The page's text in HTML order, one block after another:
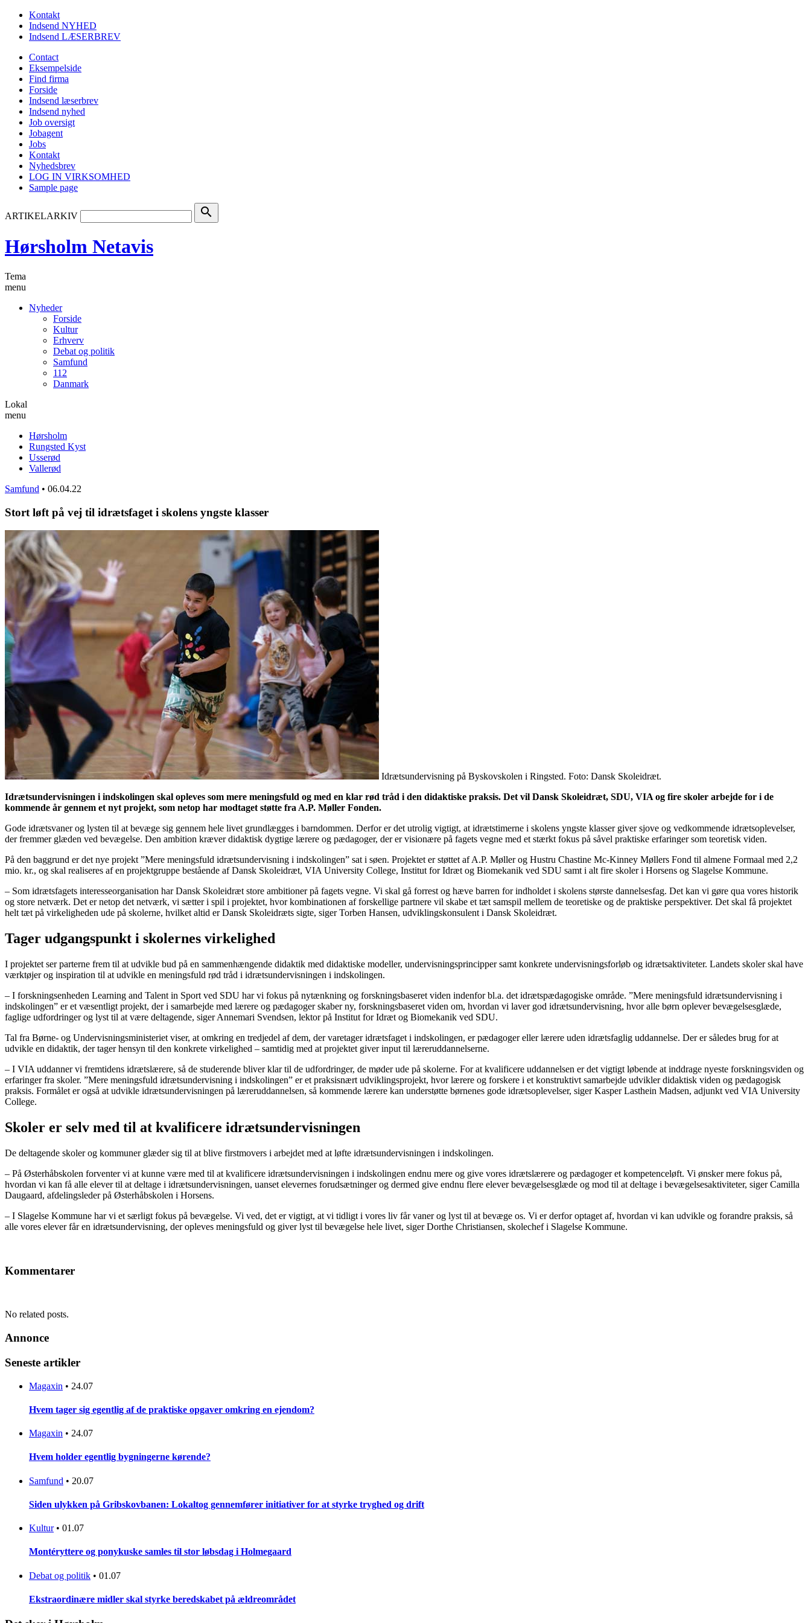
Kontakt
Indsend NYHED
Indsend LÆSERBREV
Contact
Eksempelside
Find firma
Forside
Indsend læserbrev
Indsend nyhed
Job oversigt
Jobagent
Jobs
Kontakt
Nyhedsbrev
LOG IN VIRKSOMHED
Sample page
ARTIKELARKIV search
Hørsholm Netavis
Tema
menu
Nyheder
Forside
Kultur
Erhverv
Debat og politik
Samfund
112
Danmark
Lokal
menu
Hørsholm
Rungsted Kyst
Usserød
Vallerød
Samfund • 06.04.22
Stort løft på vej til idrætsfaget i skolens yngste klasser
Idrætsundervisning på Byskovskolen i Ringsted. Foto: Dansk Skoleidræt.
Idrætsundervisningen i indskolingen skal opleves som mere meningsfuld og med en klar rød tråd i den didaktiske praksis. Det vil Dansk Skoleidræt, SDU, VIA og fire skoler arbejde for i de
kommende år gennem et nyt projekt, som netop har modtaget støtte fra A.P. Møller Fonden.
Gode idrætsvaner og lysten til at bevæge sig gennem hele livet grundlægges i barndommen. Derfor er det utrolig vigtigt, at idrætstimerne i skolens yngste klasser giver sjove og vedkommende idrætsoplevelser,
der fremmer glæden ved bevægelse. Den ambition kræver didaktisk dygtige lærere og pædagoger, der er visionære på fagets vegne med et stærkt fokus på såvel praktiske erfaringer som teoretisk viden.
På den baggrund er det nye projekt ”Mere meningsfuld idrætsundervisning i indskolingen” sat i søen. Projektet er støttet af A.P. Møller og Hustru Chastine Mc-Kinney Møllers Fond til almene Formaal med 2,2
mio. kr., og skal realiseres af en projektgruppe bestående af Dansk Skoleidræt, VIA University College, Institut for Idræt og Biomekanik ved SDU samt i alt fire skoler i Horsens og Slagelse Kommune.
– Som idrætsfagets interesseorganisation har Dansk Skoleidræt store ambitioner på fagets vegne. Vi skal gå forrest og hæve barren for indholdet i skolens største dannelsesfag. Det kan vi gøre qua vores historik
og store netværk. Det er netop det netværk, vi sætter i spil i projektet, hvor kombinationen af forskellige partnere vil skabe et tæt samspil mellem de teoretiske og de praktiske perspektiver. Det skal få projektet
helt tæt på virkeligheden ude på skolerne, hvilket altid er Dansk Skoleidræts sigte, siger Torben Hansen, udviklingskonsulent i Dansk Skoleidræt.
Tager udgangspunkt i skolernes virkelighed
I projektet ser parterne frem til at udvikle bud på en sammenhængende didaktik med didaktiske modeller, undervisningsprincipper samt konkrete undervisningsforløb og idrætsaktiviteter. Landets skoler skal have
værktøjer og inspiration til at udvikle en meningsfuld rød tråd i idrætsundervisningen i indskolingen.
– I forskningsenheden Learning and Talent in Sport ved SDU har vi fokus på nytænkning og forskningsbaseret viden indenfor bl.a. det idrætspædagogiske område. ”Mere meningsfuld idrætsundervisning i
indskolingen” er et væsentligt projekt, der i samarbejde med lærere og pædagoger skaber ny, forskningsbaseret viden om, hvordan vi laver god idrætsundervisning, hvor alle børn oplever bevægelsesglæde,
faglige udfordringer og lyst til at være deltagende, siger Annemari Svendsen, lektor på Institut for Idræt og Biomekanik ved SDU.
Tal fra Børne- og Undervisningsministeriet viser, at omkring en tredjedel af dem, der varetager idrætsfaget i indskolingen, er pædagoger eller lærere uden idrætsfaglig uddannelse. Der er således brug for at
udvikle en didaktik, der tager hensyn til den konkrete virkelighed – samtidig med at projektet giver input til læreruddannelserne.
– I VIA uddanner vi fremtidens idrætslærere, så de studerende bliver klar til de udfordringer, de møder ude på skolerne. For at kvalificere uddannelsen er det vigtigt løbende at inddrage nyeste forskningsviden og
erfaringer fra skoler. ”Mere meningsfuld idrætsundervisning i indskolingen” er et praksisnært udviklingsprojekt, hvor lærere og forskere i et konstruktivt samarbejde udvikler didaktisk viden og pædagogisk
praksis. Formålet er også at udvikle idrætsundervisningen på læreruddannelsen, så kommende lærere kan understøtte børnenes gode idrætsoplevelser, siger Kasper Lasthein Madsen, adjunkt ved VIA University
College.
Skoler er selv med til at kvalificere idrætsundervisningen
De deltagende skoler og kommuner glæder sig til at blive firstmovers i arbejdet med at løfte idrætsundervisningen i indskolingen.
– På Østerhåbskolen forventer vi at kunne være med til at kvalificere idrætsundervisningen i indskolingen endnu mere og give vores idrætslærere og pædagoger et kompetenceløft. Vi ønsker mere fokus på,
hvordan vi kan få alle elever til at deltage i idrætsundervisningen, uanset elevernes forudsætninger og dermed give endnu flere elever bevægelsesglæde og mod til at deltage i bevægelsesaktiviteter, siger Camilla
Daugaard, afdelingsleder på Østerhåbskolen i Horsens.
– I Slagelse Kommune har vi et særligt fokus på bevægelse. Vi ved, det er vigtigt, at vi tidligt i vores liv får vaner og lyst til at bevæge os. Vi er derfor optaget af, hvordan vi kan udvikle og forandre praksis, så
alle vores elever får en idrætsundervisning, der opleves meningsfuld og giver lyst til bevægelse hele livet, siger Dorthe Christiansen, skolechef i Slagelse Kommune.
Kommentarer
No related posts.
Annonce
Seneste artikler
Magaxin • 24.07
Hvem tager sig egentlig af de praktiske opgaver omkring en ejendom?
Magaxin • 24.07
Hvem holder egentlig bygningerne kørende?
Samfund • 20.07
Siden ulykken på Gribskovbanen: Lokaltog gennemfører initiativer for at styrke tryghed og drift
Kultur • 01.07
Montéryttere og ponykuske samles til stor løbsdag i Holmegaard
Debat og politik • 01.07
Ekstraordinære midler skal styrke beredskabet på ældreområdet